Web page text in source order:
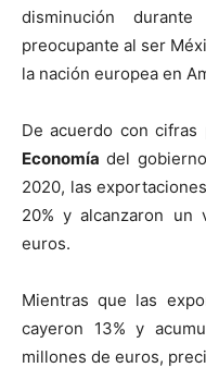
disminución
preocupante al ser
la nación europea en
De acuerdo con cifras
Economía del
2020, las
20% y alcanzaron
euros.
Mientras que las
cayeron 13% y
millones de euros,